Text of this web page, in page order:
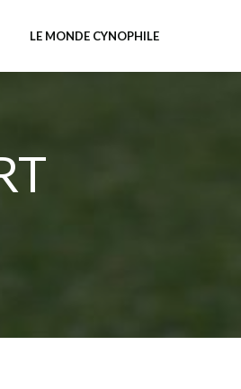
LE MONDE CYNOPHILE